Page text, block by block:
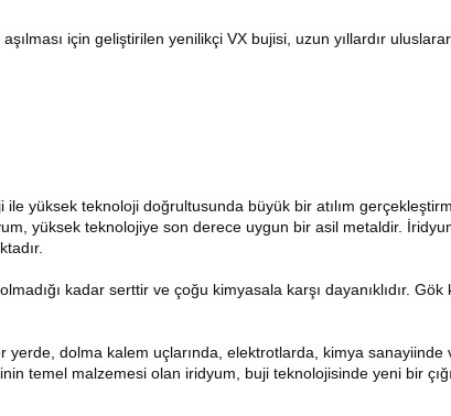
için geliştirilen yenilikçi VX bujisi, uzun yıllardır
ile yüksek teknoloji doğrultusunda büyük bir atılım
yüksek teknolojiye son derece uygun bir asil metaldir.
kadar serttir ve çoğu kimyasala karşı dayanıklıdır.
yerde, dolma kalem uçlarında, elektrotlarda, kimya
temel malzemesi olan iridyum, buji teknolojisinde yeni bir